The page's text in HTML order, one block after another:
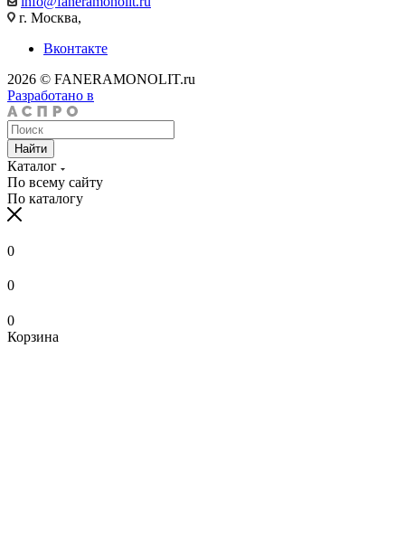
г. Москва,
Вконтакте
2026 © FANERAMONOLIT.ru
Разработано в
Найти
Каталог
По всему сайту
По каталогу
0
0
0
Корзина